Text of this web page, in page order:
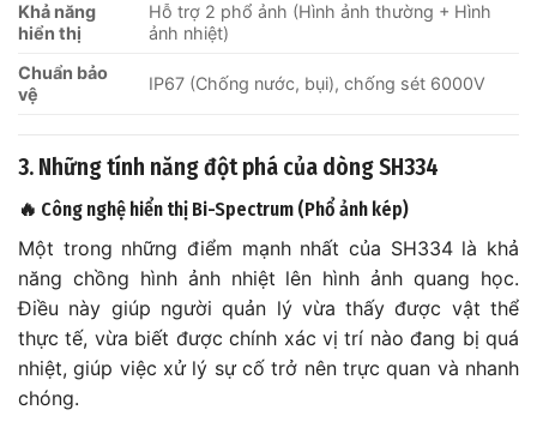
Khả năng
hiển thị
Hỗ trợ 2 phổ ảnh (Hình ảnh thường + Hình
ảnh nhiệt)
Chuẩn bảo
vệ
IP67 (Chống nước, bụi), chống sét 6000V
3. Những tính năng đột phá của dòng SH334
🔥 Công nghệ hiển thị Bi-Spectrum (Phổ ảnh kép)
Một trong những điểm mạnh nhất của SH334 là khả
năng chồng hình ảnh nhiệt lên hình ảnh quang học.
Điều này giúp người quản lý vừa thấy được vật thể
thực tế, vừa biết được chính xác vị trí nào đang bị quá
nhiệt, giúp việc xử lý sự cố trở nên trực quan và nhanh
chóng.